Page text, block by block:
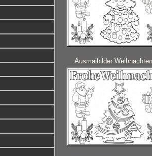
Ausmalbilder